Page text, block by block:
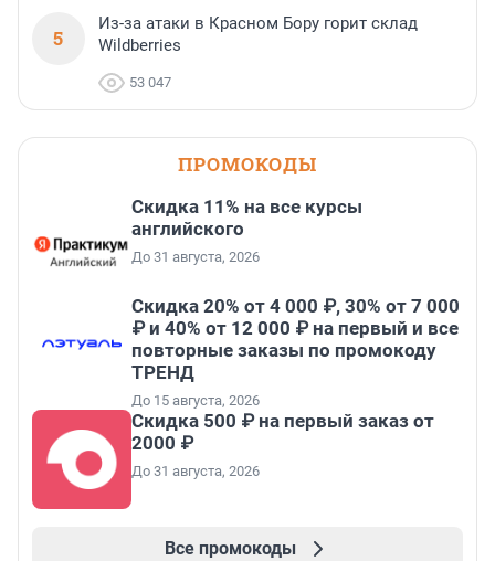
5
Из-за атаки в Красном Бору горит склад
Wildberries
53 047
ПРОМОКОДЫ
Скидка 11% на все курсы
английского
До 31 августа, 2026
Скидка 20% от 4 000 ₽, 30% от 7 000
₽ и 40% от 12 000 ₽ на первый и все
повторные заказы по промокоду
ТРЕНД
До 15 августа, 2026
Скидка 500 ₽ на первый заказ от
2000 ₽
До 31 августа, 2026
Все промокоды